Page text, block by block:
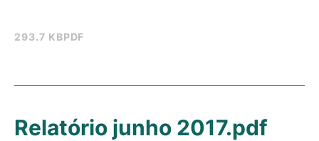
293.7 KBPDF
Relatório junho 2017.pdf